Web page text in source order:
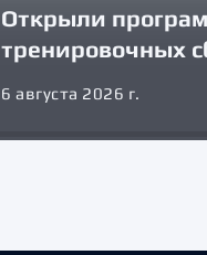
Открыли
тренировочных
6 августа 2026 г.